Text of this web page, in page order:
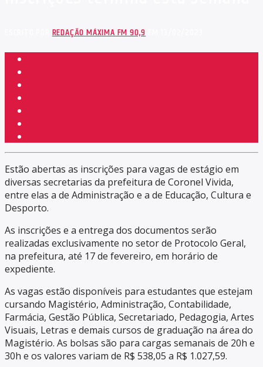
ESCRITO PORREDAÇÃO MÁXIMA FM 90,9EM 13/02/2023
Estão abertas as inscrições para vagas de estágio em
diversas secretarias da prefeitura de Coronel Vivida,
entre elas a de Administração e a de Educação, Cultura e
Desporto.
As inscrições e a entrega dos documentos serão
realizadas exclusivamente no setor de Protocolo Geral,
na prefeitura, até 17 de fevereiro, em horário de
expediente.
As vagas estão disponíveis para estudantes que estejam
cursando Magistério, Administração, Contabilidade,
Farmácia, Gestão Pública, Secretariado, Pedagogia, Artes
Visuais, Letras e demais cursos de graduação na área do
Magistério. As bolsas são para cargas semanais de 20h e
30h e os valores variam de R$ 538,05 a R$ 1.027,59.